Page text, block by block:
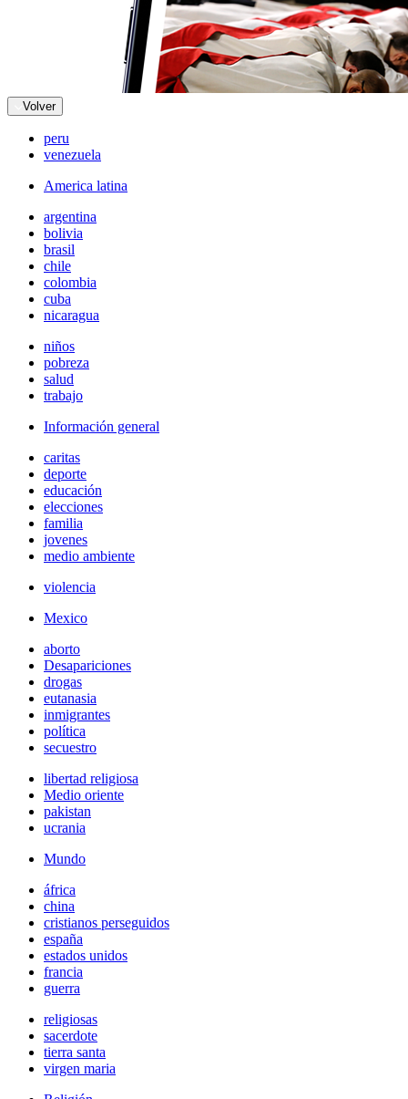
Volver
peru
venezuela
America latina
argentina
bolivia
brasil
chile
colombia
cuba
nicaragua
niños
pobreza
salud
trabajo
Información general
caritas
deporte
educación
elecciones
familia
jovenes
medio ambiente
violencia
Mexico
aborto
Desapariciones
drogas
eutanasia
inmigrantes
política
secuestro
libertad religiosa
Medio oriente
pakistan
ucrania
Mundo
áfrica
china
cristianos perseguidos
españa
estados unidos
francia
guerra
religiosas
sacerdote
tierra santa
virgen maria